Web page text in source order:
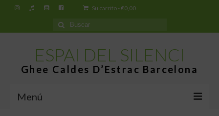
Su carrito -€0,00
Buscar
por:
ESPAI DEL SILENCI
Ghee Caldes D’Estrac Barcelona
Menú